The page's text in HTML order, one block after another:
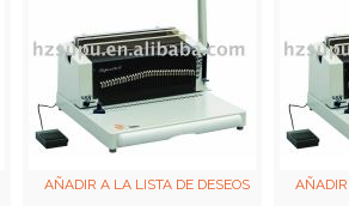
AÑADIR A LA LISTA DE DESEOS